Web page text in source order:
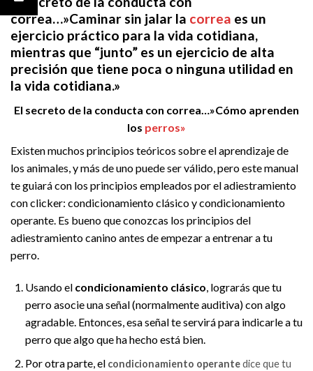
correa…»Caminar sin jalar la correa es un
ejercicio práctico para la vida cotidiana,
mientras que “junto” es un ejercicio de alta
precisión que tiene poca o ninguna utilidad en
la vida cotidiana.»
El secreto de la conducta con correa…»Cómo aprenden
los perros»
Existen muchos principios teóricos sobre el aprendizaje de
los animales, y más de uno puede ser válido, pero este manual
te guiará con los principios empleados por el adiestramiento
con clicker: condicionamiento clásico y condicionamiento
operante. Es bueno que conozcas los principios del
adiestramiento canino antes de empezar a entrenar a tu
perro.
Usando el condicionamiento clásico , lograrás que tu
perro asocie una señal (normalmente auditiva) con algo
agradable. Entonces, esa señal te servirá para indicarle a tu
perro que algo que ha hecho está bien.
Por otra parte, el condicionamiento operantedice que tu